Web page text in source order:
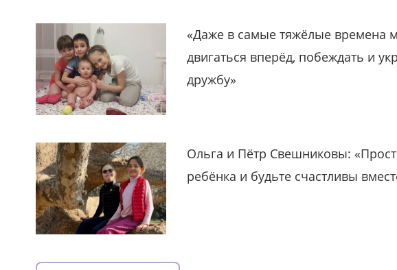
«Даже в самые тяжёлые времена
двигаться вперёд, побеждать и
дружбу»
Ольга и Пётр Свешниковы:
ребёнка и будьте счастливы